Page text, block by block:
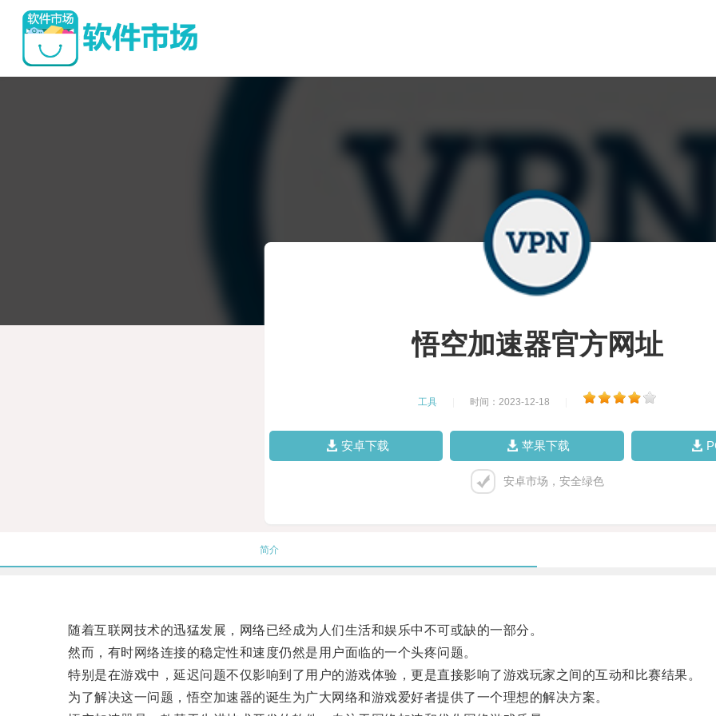
悟空加速器官方网址
工具 时间：2023-12-18
安卓下载 苹果下载
安卓市场，安全绿色
简介
随着互联网技术的迅猛发展，网络已经成为人们生活和娱乐中不可或缺的一部分。
然而，有时网络连接的稳定性和速度仍然是用户面临的一个头疼问题。
特别是在游戏中，延迟问题不仅影响到了用户的游戏体验，更是直接影响了游戏玩家之间的互动和比赛结果。
为了解决这一问题，悟空加速器的诞生为广大网络和游戏爱好者提供了一个理想的解决方案。